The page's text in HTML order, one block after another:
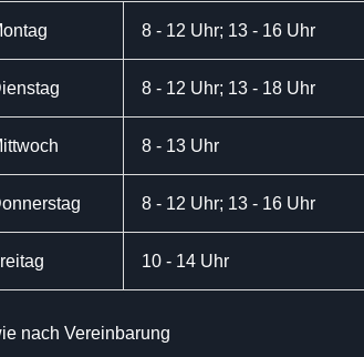
8 - 12 Uhr; 13 - 16 Uhr
8 - 12 Uhr; 13 - 18 Uhr
8 - 13 Uhr
8 - 12 Uhr; 13 - 16 Uhr
10 - 14 Uhr
nach Vereinbarung